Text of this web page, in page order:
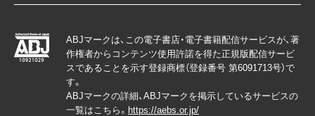
ABJマークは、この電子書店・電子書籍配信サービスが、著
作権者からコンテンツ使用許諾を得た正規版配信サービ
スであることを示す登録商標（登録番号 第6091713号）で
す。
ABJマークの詳細、ABJマークを掲示しているサービスの
一覧はこちら。 https://aebs.or.jp/